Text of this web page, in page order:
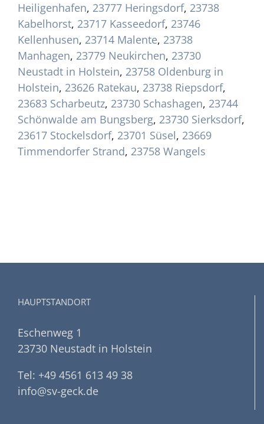
Heiligenhafen, 23777 Heringsdorf, 23738
Kabelhorst, 23717 Kasseedorf, 23746
Kellenhusen, 23714 Malente, 23738
Manhagen, 23779 Neukirchen, 23730
Neustadt in Holstein, 23758 Oldenburg in
Holstein, 23626 Ratekau, 23738 Riepsdorf,
23683 Scharbeutz, 23730 Schashagen, 23744
Schönwalde am Bungsberg, 23730 Sierksdorf,
23617 Stockelsdorf, 23701 Süsel, 23669
Timmendorfer Strand, 23758 Wangels
HAUPTSTANDORT
Eschenweg 1
23730 Neustadt in Holstein
Tel: +49 4561 613 49 38
info@sv-geck.de